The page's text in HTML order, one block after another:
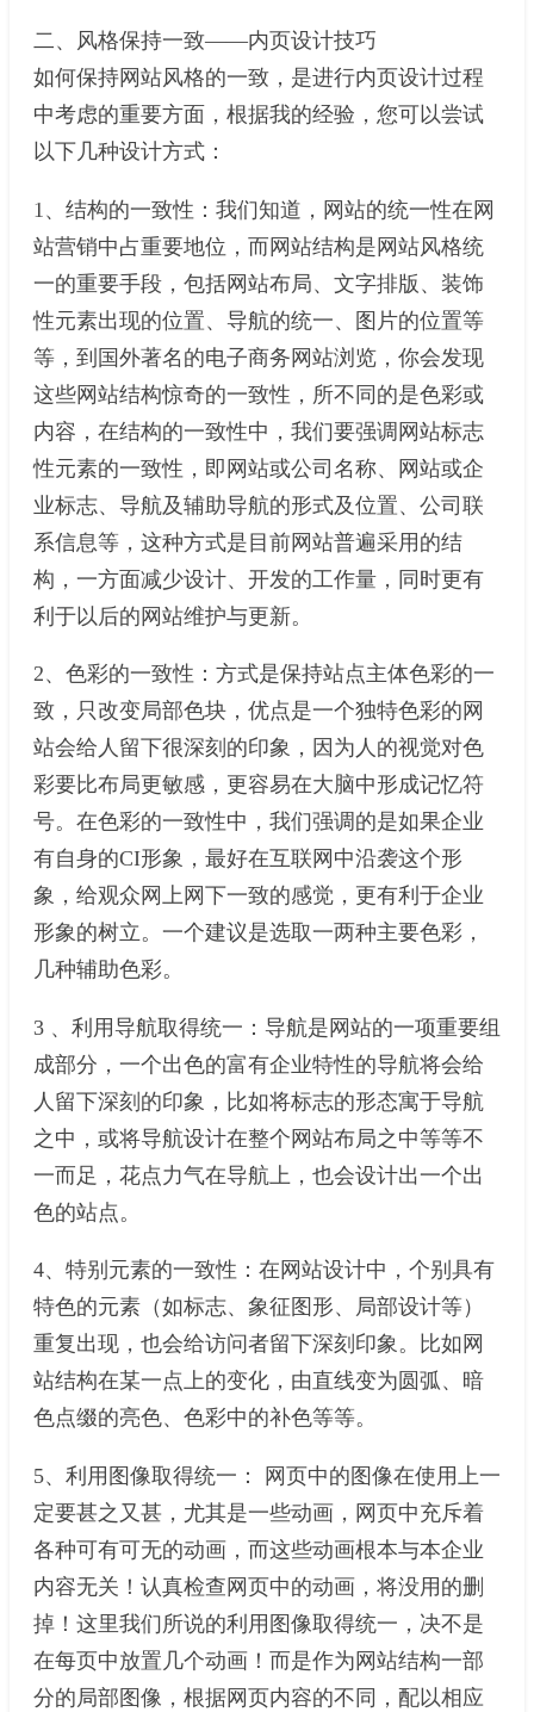
二、风格保持一致——内页设计技巧
如何保持网站风格的一致，是进行内页设计过程
中考虑的重要方面，根据我的经验，您可以尝试
以下几种设计方式：
1、结构的一致性：我们知道，网站的统一性在网
站营销中占重要地位，而网站结构是网站风格统
一的重要手段，包括网站布局、文字排版、装饰
性元素出现的位置、导航的统一、图片的位置等
等，到国外著名的电子商务网站浏览，你会发现
这些网站结构惊奇的一致性，所不同的是色彩或
内容，在结构的一致性中，我们要强调网站标志
性元素的一致性，即网站或公司名称、网站或企
业标志、导航及辅助导航的形式及位置、公司联
系信息等，这种方式是目前网站普遍采用的结
构，一方面减少设计、开发的工作量，同时更有
利于以后的网站维护与更新。
2、色彩的一致性：方式是保持站点主体色彩的一
致，只改变局部色块，优点是一个独特色彩的网
站会给人留下很深刻的印象，因为人的视觉对色
彩要比布局更敏感，更容易在大脑中形成记忆符
号。在色彩的一致性中，我们强调的是如果企业
有自身的CI形象，最好在互联网中沿袭这个形
象，给观众网上网下一致的感觉，更有利于企业
形象的树立。一个建议是选取一两种主要色彩，
几种辅助色彩。
3 、利用导航取得统一：导航是网站的一项重要组
成部分，一个出色的富有企业特性的导航将会给
人留下深刻的印象，比如将标志的形态寓于导航
之中，或将导航设计在整个网站布局之中等等不
一而足，花点力气在导航上，也会设计出一个出
色的站点。
4、特别元素的一致性：在网站设计中，个别具有
特色的元素（如标志、象征图形、局部设计等）
重复出现，也会给访问者留下深刻印象。比如网
站结构在某一点上的变化，由直线变为圆弧、暗
色点缀的亮色、色彩中的补色等等。
5、利用图像取得统一： 网页中的图像在使用上一
定要甚之又甚，尤其是一些动画，网页中充斥着
各种可有可无的动画，而这些动画根本与本企业
内容无关！认真检查网页中的动画，将没用的删
掉！这里我们所说的利用图像取得统一，决不是
在每页中放置几个动画！而是作为网站结构一部
分的局部图像，根据网页内容的不同，配以相应